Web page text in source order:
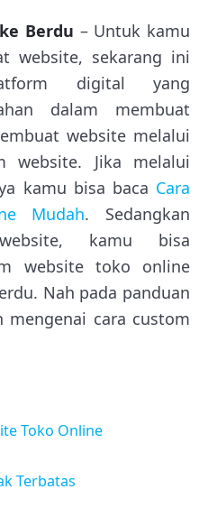
Berdu – Untuk kamu
website, sekarang ini
digital yang
dalam membuat
website melalui
website. Jika melalui
kamu bisa baca Cara
Mudah. Sedangkan
kamu bisa
website toko online
Nah pada panduan
cara custom
Toko Online
Terbatas